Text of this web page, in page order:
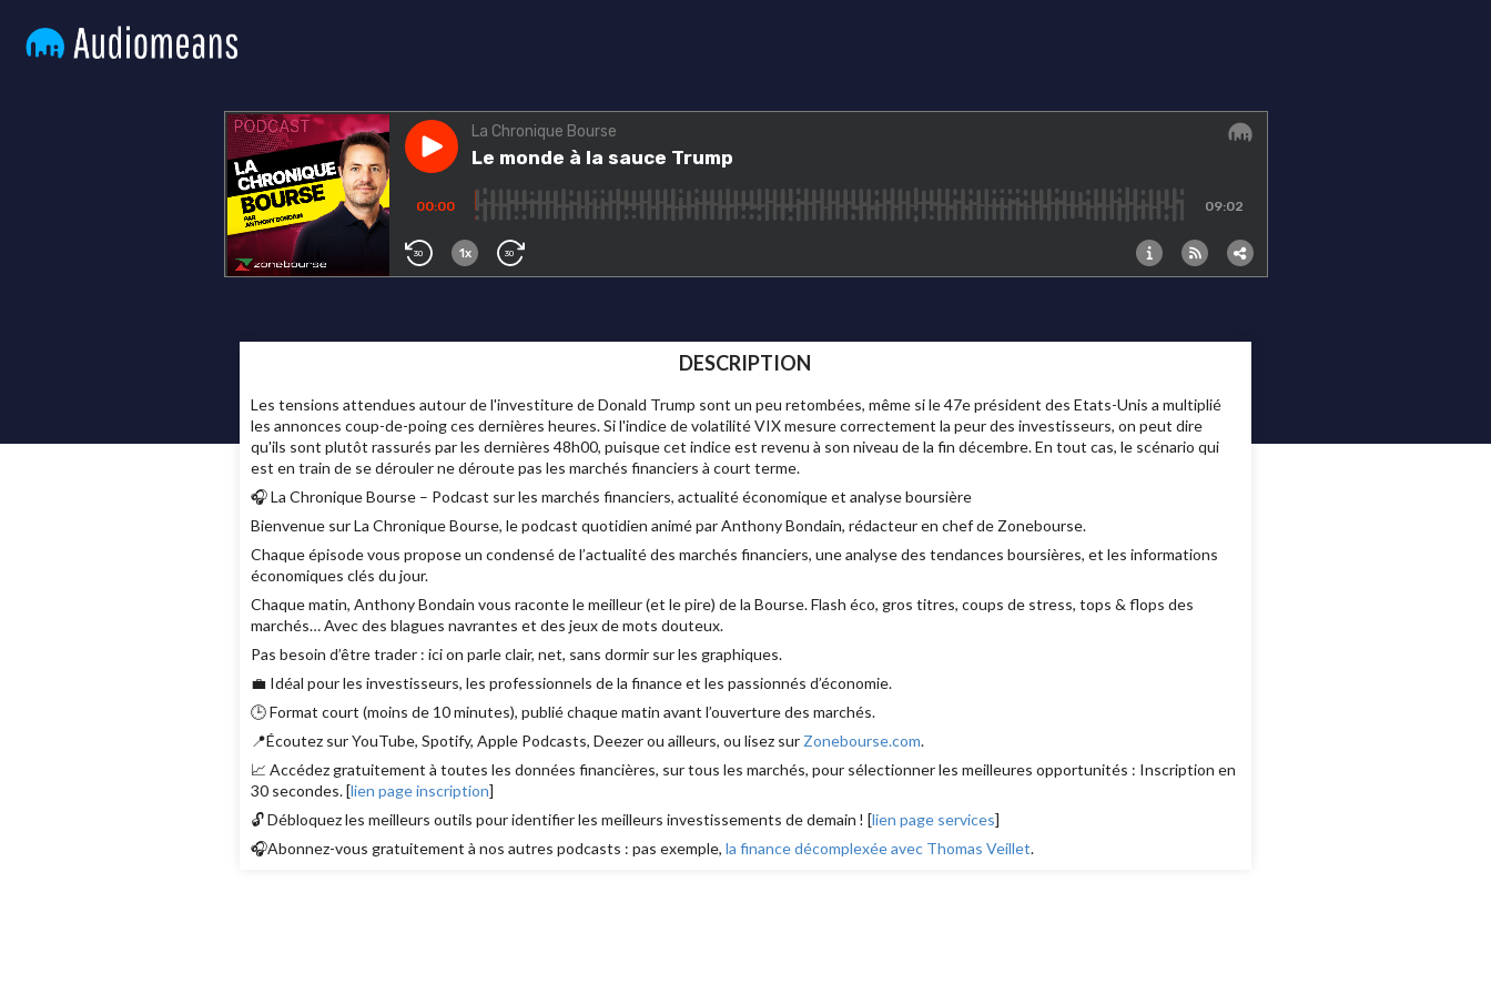
DESCRIPTION
Les tensions attendues autour de l'investiture de Donald Trump sont un peu retombées, même si le 47e président des Etats-Unis a multiplié
les annonces coup-de-poing ces dernières heures. Si l'indice de volatilité VIX mesure correctement la peur des investisseurs, on peut dire
qu'ils sont plutôt rassurés par les dernières 48h00, puisque cet indice est revenu à son niveau de la fin décembre. En tout cas, le scénario qui
est en train de se dérouler ne déroute pas les marchés financiers à court terme.
🎧 La Chronique Bourse – Podcast sur les marchés financiers, actualité économique et analyse boursière
Bienvenue sur La Chronique Bourse, le podcast quotidien animé par Anthony Bondain, rédacteur en chef de Zonebourse.
Chaque épisode vous propose un condensé de l’actualité des marchés financiers, une analyse des tendances boursières, et les informations
économiques clés du jour.
Chaque matin, Anthony Bondain vous raconte le meilleur (et le pire) de la Bourse. Flash éco, gros titres, coups de stress, tops & flops des
marchés… Avec des blagues navrantes et des jeux de mots douteux.
Pas besoin d’être trader : ici on parle clair, net, sans dormir sur les graphiques.
💼 Idéal pour les investisseurs, les professionnels de la finance et les passionnés d’économie.
🕒 Format court (moins de 10 minutes), publié chaque matin avant l’ouverture des marchés.
📍Écoutez sur YouTube, Spotify, Apple Podcasts, Deezer ou ailleurs, ou lisez sur Zonebourse.com.
📈 Accédez gratuitement à toutes les données financières, sur tous les marchés, pour sélectionner les meilleures opportunités : Inscription en
30 secondes. [lien page inscription]
🔓 Débloquez les meilleurs outils pour identifier les meilleurs investissements de demain ! [lien page services]
🎧Abonnez-vous gratuitement à nos autres podcasts : pas exemple, la finance décomplexée avec Thomas Veillet.